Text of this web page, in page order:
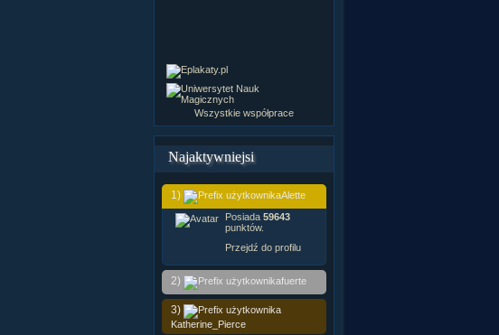
Wszystkie współprace
Najaktywniejsi
1)
Alette
Posiada 59643
punktów.
Przejdź do profilu
2) fuerte
3)
Katherine_Pierce